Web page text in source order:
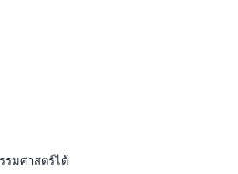
รมศาสตร์ได้